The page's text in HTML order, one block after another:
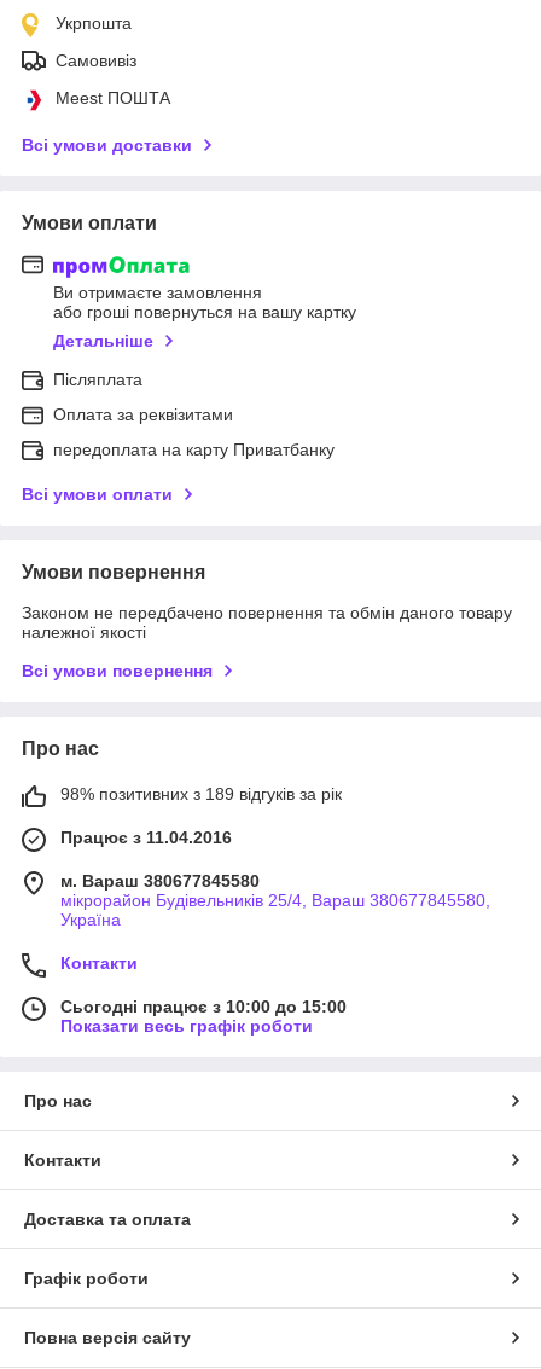
Укрпошта
Самовивіз
Meest ПОШТА
Всі умови доставки
Умови оплати
Ви отримаєте замовлення
або гроші повернуться на вашу картку
Детальніше
Післяплата
Оплата за реквізитами
передоплата на карту Приватбанку
Всі умови оплати
Умови повернення
Законом не передбачено повернення та обмін даного товару
належної якості
Всі умови повернення
Про нас
98% позитивних з 189 відгуків за рік
Працює з 11.04.2016
м. Вараш 380677845580
мікрорайон Будівельників 25/4, Вараш 380677845580,
Україна
Контакти
Сьогодні працює з 10:00 до 15:00
Показати весь графік роботи
Про нас
Контакти
Доставка та оплата
Графік роботи
Повна версія сайту